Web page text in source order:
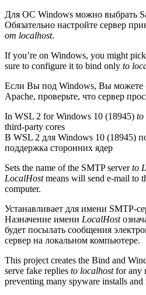
Для ОС Windows можно выбрать
Обязательно настройте сервер
от localhost.
If you’re on Windows, you might
sure to configure it to bind only to
Если Вы под Windows, Вы можете
Apache, проверьте, что сервер
In WSL 2 for Windows 10 (18945) to
third-party cores
В WSL 2 для Windows 10 (18945)
поддержка сторонних ядер
Sets the name of the SMTP serverto
LocalHostmeans will send e-mail to
computer.
Устанавливает для имени SMTP-
Назначение имени LocalHost
будет посылать сообщения
сервер на локальном компьютере.
This project creates the Bind and
serve fake replies to localhostfor any
preventing many spyware installs and